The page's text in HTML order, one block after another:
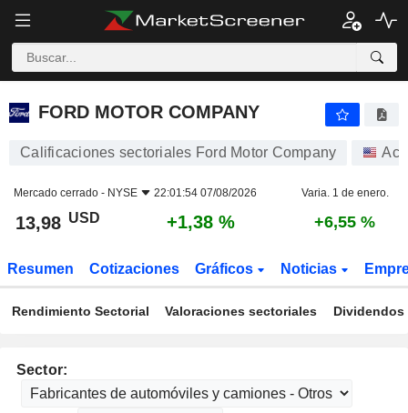
FORD MOTOR COMPANY
FORD MOTOR COMPANY
Calificaciones sectoriales Ford Motor Company
Mercado cerrado - NYSE 22:01:54 07/08/2026 Varia. 1 de enero.
13,98 USD +1,38 % +6,55 %
Resumen Cotizaciones Gráficos Noticias
Rendimiento Sectorial Valoraciones sectoriales
Sector: